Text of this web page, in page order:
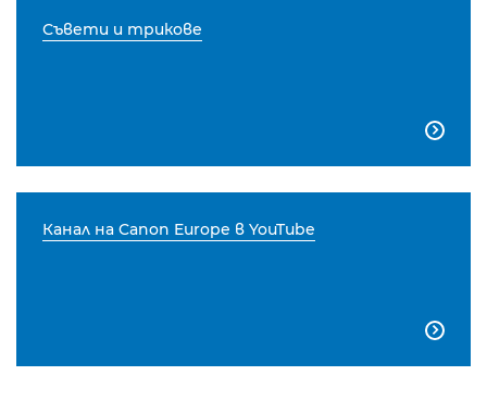
Съвети и трикове

Канал на Canon Europe в YouTube
